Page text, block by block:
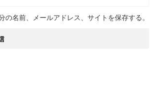
名前、メールアドレス、サイトを保存する。